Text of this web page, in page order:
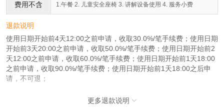
费用不含 1.午餐 2. 儿童安全座椅 3. 讲解设备使用 4. 服务小费
退款说明
使用日期开始前4天12:00之前申请，收取30.0%/笔手续费；使用日期
开始前3天20:00之前申请，收取50.0%/笔手续费；使用日期开始前2
天12:00之前申请，收取60.0%/笔手续费；使用日期开始前1天18:00
之前申请，收取90.0%/笔手续费；使用日期开始前1天18:00之后申
请，不可退；
更多退款说明 